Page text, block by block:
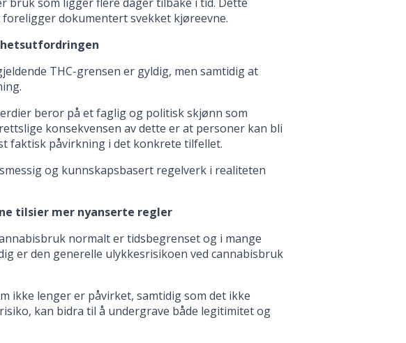
dokumentert svekket kjøreevne.
THC-grensen er gyldig, men samtidig at
beror på et faglig og politisk skjønn som
konsekvensen av dette er at personer kan bli
faktisk påvirkning i det konkrete tilfellet.
og kunnskapsbasert regelverk i realiteten
tilsier mer nyanserte regler
normalt er tidsbegrenset og i mange
er den generelle ulykkesrisikoen ved cannabisbruk
ikke lenger er påvirket, samtidig som det ikke
kan bidra til å undergrave både legitimitet og